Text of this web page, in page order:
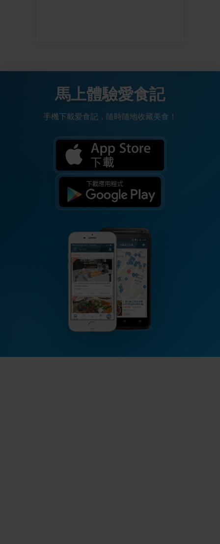
馬上體驗愛食記
手機下載愛食記，隨時隨地收藏美食！